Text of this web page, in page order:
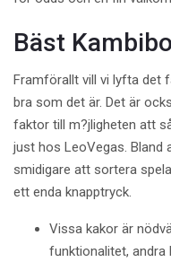
Bäst
Framförallt vill vi lyfta det
bra som det är. Det är
faktor till m?jligheten att
just hos LeoVegas. Bland
smidigare att sortera
ett enda knapptryck.
Vissa kakor är
funktionalitet,